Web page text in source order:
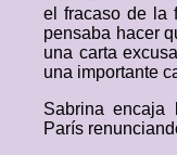
el fracaso de la
pensaba hacer
una carta
una importante
Sabrina
París